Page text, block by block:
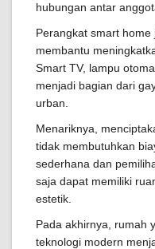
hubungan antar
Perangkat smart
membantu
Smart TV, lampu
menjadi bagian dari
urban.
Menariknya,
tidak membutuhkan
sederhana dan
saja dapat memiliki
estetik.
Pada akhirnya, rumah
teknologi modern